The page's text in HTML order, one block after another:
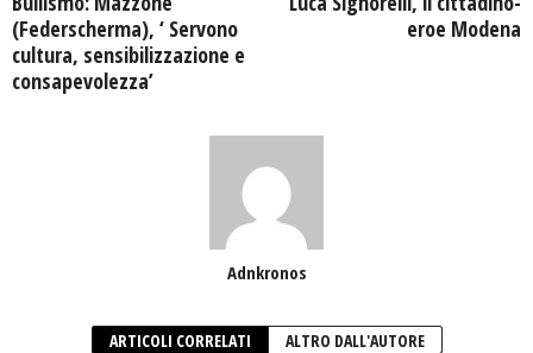
(Federscherma), ‘ Servono
cultura, sensibilizzazione e
consapevolezza’
eroe Modena
Adnkronos
ARTICOLI CORRELATI ALTRO DALL'AUTORE